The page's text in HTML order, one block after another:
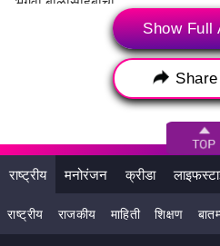
भगवा शिवसैनिकांचा...#भगवा
#BalasahebThackeray
#Shivsainik
— Shivsena - शिवसेना
ठाकरे गटाने या निर्णयाविरोधात
आहे, जी अद्याप प्रलंबित आहे.
बाळासाहेबांच्या हिंदुत्व आणि मराठी
Show Full
राष्ट्रीय मनोरंजन क्रीडा
राष्ट्रीय राजकीय माहिती शिक्षण